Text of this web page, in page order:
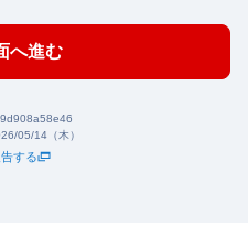
へ進む
05/14（木）
する